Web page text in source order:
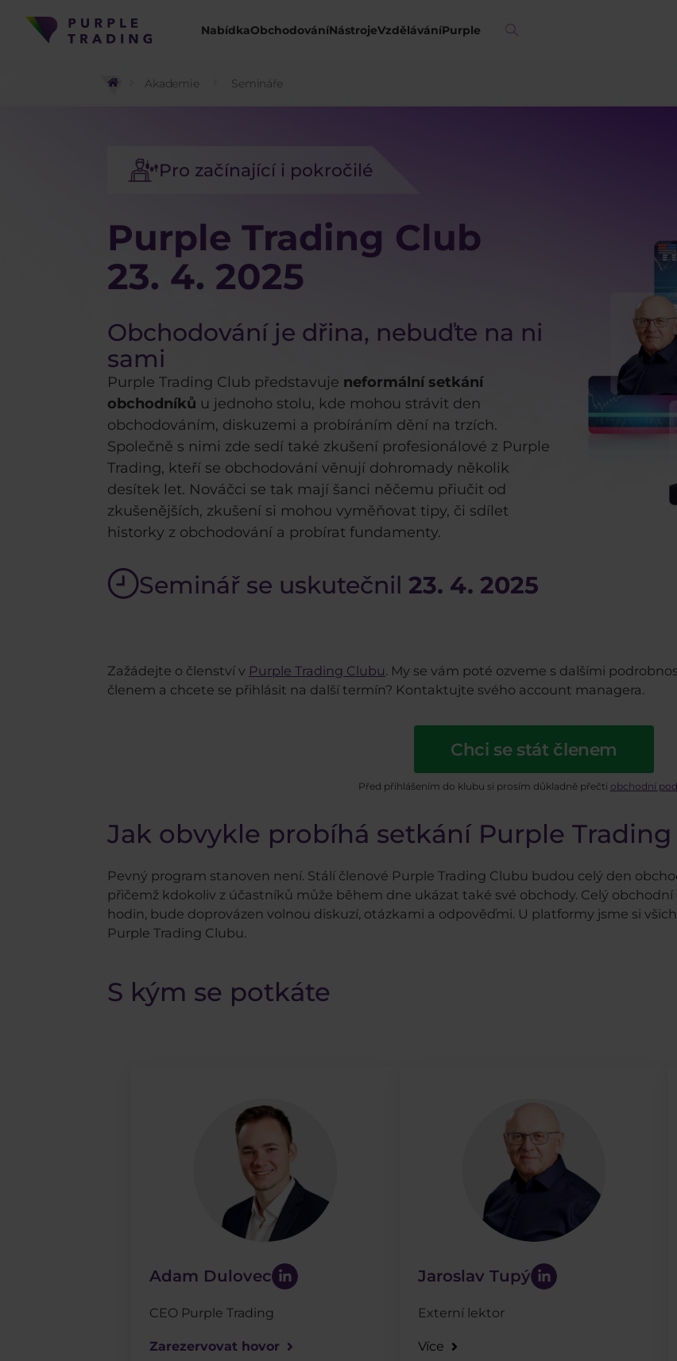
NabídkaObchodováníNástrojeVzděláváníPurple
Akademie Semináře
Pro začínající i pokročilé
Purple Trading Club
23. 4. 2025
Obchodování je dřina, nebuďte na ni
sami
Purple Trading Club představuje neformální setkání
obchodníků u jednoho stolu, kde mohou strávit den
obchodováním, diskuzemi a probíráním dění na trzích.
Společně s nimi zde sedí také zkušení profesionálové z Purple
Trading, kteří se obchodování věnují dohromady několik
desítek let. Nováčci se tak mají šanci něčemu přiučit od
zkušenějších, zkušení si mohou vyměňovat tipy, či sdílet
historky z obchodování a probírat fundamenty.
Seminář se uskutečnil 23. 4. 2025
Zažádejte o členství v Purple Trading Clubu. My se vám poté ozveme s dalšími
členem a chcete se přihlásit na další termín? Kontaktujte svého account managera.
Chci se stát členem
Před přihlášením do klubu si prosím důkladně přečti obchodní
Jak obvykle probíhá setkání Purple Trading
Pevný program stanoven není. Stálí členové Purple Trading Clubu budou celý den
přičemž kdokoliv z účastníků může během dne ukázat také své obchody. Celý
hodin, bude doprovázen volnou diskuzí, otázkami a odpověďmi. U platformy jsme si
Purple Trading Clubu.
S kým se potkáte
Adam Dulovec
CEO Purple Trading
Zarezervovat hovor
Jaroslav Tupý
Externí lektor
Více